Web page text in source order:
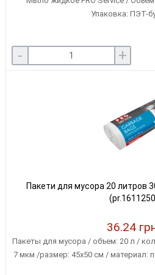
Упаковка: ПЭТ-
- +
Пакети для мусора 20 литров
36.24
Пакеты для мусора / объем: 20 л /
7 мкм /размер: 45х50 см / материал: